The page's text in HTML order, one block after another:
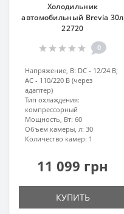
Холодильник
автомобильный Brevia 30л
22720
0
Напряжение, В: DC - 12/24 В;
AC - 110/220 В (через
адаптер)
Тип охлаждения:
компрессорный
Мощность, Вт: 60
Объем камеры, л: 30
Количество камер: 1
11 099 грн
КУПИТЬ